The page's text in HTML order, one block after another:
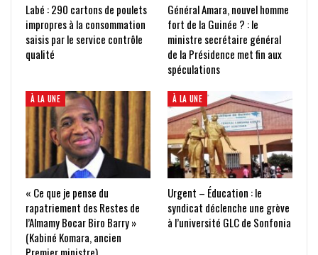
Labé : 290 cartons de poulets
impropres à la consommation
saisis par le service contrôle
qualité
Général Amara, nouvel homme
fort de la Guinée ? : le
ministre secrétaire général
de la Présidence met fin aux
spéculations
À LA UNE
« Ce que je pense du
rapatriement des Restes de
l’Almamy Bocar Biro Barry »
(Kabiné Komara, ancien
À LA UNE
Urgent – Éducation : le
syndicat déclenche une grève
à l’université GLC de Sonfonia